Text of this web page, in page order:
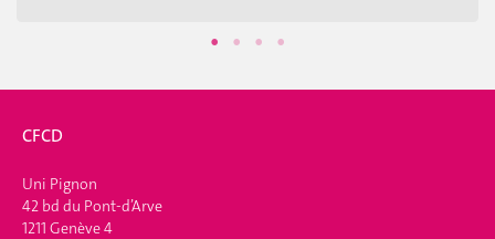
CFCD
Uni Pignon
42 bd du Pont-d’Arve
1211 Genève 4